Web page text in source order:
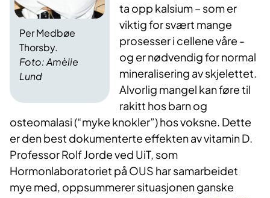
Foto: Amèlie
Lund
Per Medbøe
Thorsby.
ta opp kalsium – som er
viktig for svært mange
prosesser i cellene våre -
og er nødvendig for normal
mineralisering av skjelettet.
Alvorlig mangel kan føre til
rakitt hos barn og
osteomalasi (“myke knokler”) hos voksne. Dette
er den best dokumenterte effekten av vitamin D.
Professor Rolf Jorde ved UiT, som
Hormonlaboratoriet på OUS har samarbeidet
mye med, oppsummerer situasjonen ganske